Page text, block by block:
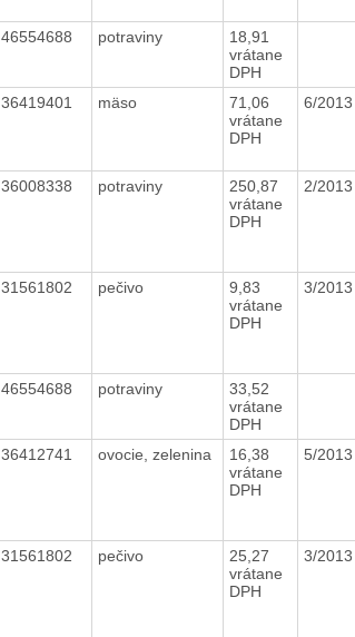
46554688 potraviny
18,91
vrátane
DPH
36419401 mäso
71,06
vrátane
DPH
6/2013
36008338 potraviny
250,87
vrátane
DPH
2/2013
31561802 pečivo
9,83
vrátane
DPH
3/2013
46554688 potraviny
33,52
vrátane
DPH
36412741 ovocie, zelenina
16,38
vrátane
DPH
5/2013
31561802 pečivo
25,27
vrátane
DPH
3/2013